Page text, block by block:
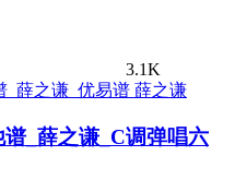
3.1K
薛之谦
_薛之谦_C调弹唱六